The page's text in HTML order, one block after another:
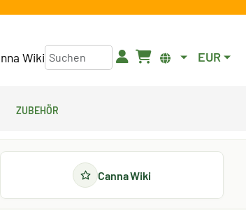
Wiki EUR
Zubehör
Canna Wiki